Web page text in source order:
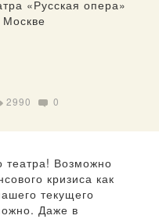
2990 0
театра! Возможно
кризиса как
текущего
Даже в